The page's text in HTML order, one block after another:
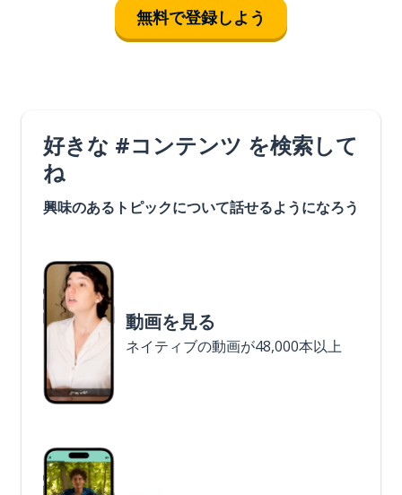
無料で登録しよう
好きな #コンテンツ を検索して
ね
興味のあるトピックについて話せるようになろう
動画を見る
ネイティブの動画が48,000本以上